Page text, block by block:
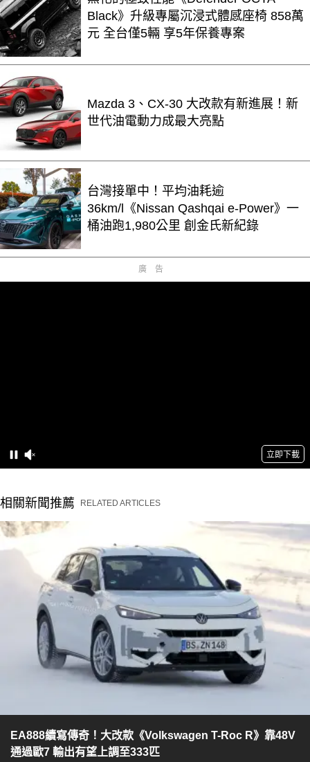
Black》升級專屬沉浸式體感座椅 858萬
元 全台僅5輛 享5年保養專案
Mazda 3、CX-30 大改款有新進展！新
世代油電動力成最大亮點
台灣接單中！平均油耗逾
36km/l《Nissan Qashqai e-Power》一
桶油跑1,980公里 創金氏新紀錄
廣告
相關新聞推薦 RELATED ARTICLES
EA888續寫傳奇！大改款《Volkswagen T-Roc R》靠48V
通過歐7 輸出有望上調至333匹